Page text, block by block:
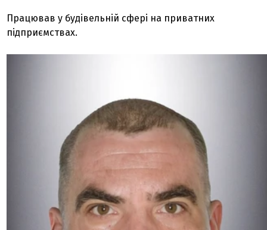
Працював у будівельній сфері на приватних
підприємствах.